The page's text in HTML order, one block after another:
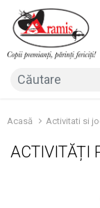
Acasă Activitati si
ACTIVITĂȚI